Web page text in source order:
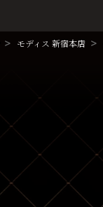
モディス 新宿本店